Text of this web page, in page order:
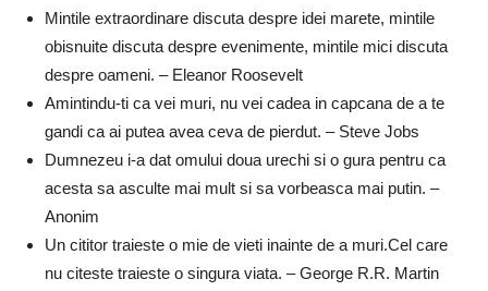
Mintile extraordinare discuta despre idei marete, mintile
obisnuite discuta despre evenimente, mintile mici discuta
despre oameni. – Eleanor Roosevelt
Amintindu-ti ca vei muri, nu vei cadea in capcana de a te
gandi ca ai putea avea ceva de pierdut. – Steve Jobs
Dumnezeu i-a dat omului doua urechi si o gura pentru ca
acesta sa asculte mai mult si sa vorbeasca mai putin. –
Anonim
Un cititor traieste o mie de vieti inainte de a muri.Cel care
nu citeste traieste o singura viata. – George R.R. Martin